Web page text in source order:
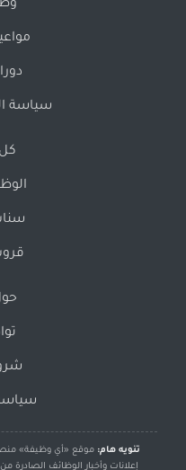
سياسة
تنويه هام: موقع «أي وظيفة»
إعلانات وأخبار الوظائف